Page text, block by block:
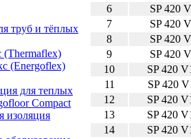
труб и тёплых
(Thermaflex)
(Energoflex)
для теплых
Compact
изоляция
6
SP 420
7
SP 420
8
SP 420
9
SP 420
10
SP 420
11
SP 420
12
SP 420
13
SP 420
14
SP 420